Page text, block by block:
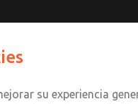
su experiencia